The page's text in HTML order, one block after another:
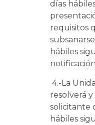
días
requisitos
hábiles
4.-La
resolverá y
solicitante
hábiles